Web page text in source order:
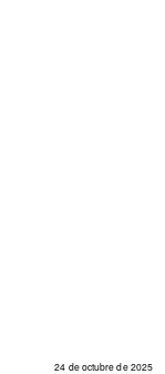
24 de octubre de 2025